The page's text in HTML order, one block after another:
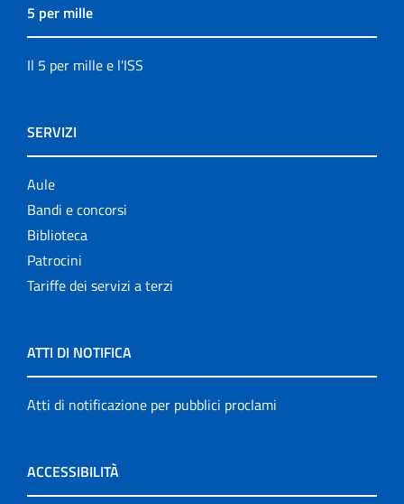
5 per mille
Il 5 per mille e l'ISS
SERVIZI
Aule
Bandi e concorsi
Biblioteca
Patrocini
Tariffe dei servizi a terzi
ATTI DI NOTIFICA
Atti di notificazione per pubblici proclami
ACCESSIBILITÀ